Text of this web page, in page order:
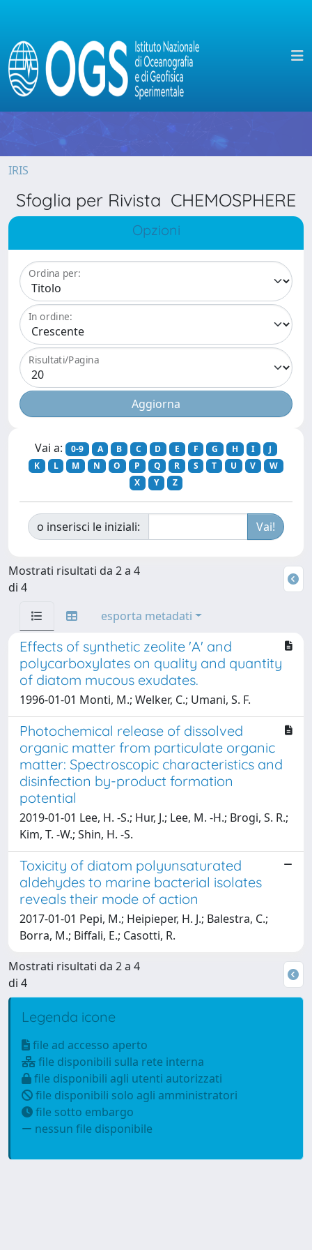
IRIS
Sfoglia per Rivista CHEMOSPHERE
Opzioni
Ordina per:
In ordine:
Risultati/Pagina
Vai a: 0-9 A B C D E F G H I
J
K
L M N O P Q R S T U V
W
X
Y Z
o inserisci le iniziali:
Mostrati risultati da 2 a 4
di 4
esporta metadati
Effects of synthetic zeolite 'A' and
polycarboxylates on quality and quantity
of diatom mucous exudates.
1996-01-01 Monti, M.; Welker, C.; Umani, S. F.
Photochemical release of dissolved
organic matter from particulate organic
matter: Spectroscopic characteristics and
disinfection by-product formation
potential
2019-01-01 Lee, H. -S.; Hur, J.; Lee, M. -H.; Brogi, S. R.;
Kim, T. -W.; Shin, H. -S.
Toxicity of diatom polyunsaturated
aldehydes to marine bacterial isolates
reveals their mode of action
2017-01-01 Pepi, M.; Heipieper, H. J.; Balestra, C.;
Borra, M.; Biffali, E.; Casotti, R.
Mostrati risultati da 2 a 4
di 4
Legenda icone
file ad accesso aperto
file disponibili sulla rete interna
file disponibili agli utenti autorizzati
file disponibili solo agli amministratori
file sotto embargo
nessun file disponibile